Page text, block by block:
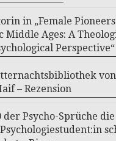
in „Female
Middle Ages: A
Perspective“
von
– Rezension
der Psycho-Sprüche die